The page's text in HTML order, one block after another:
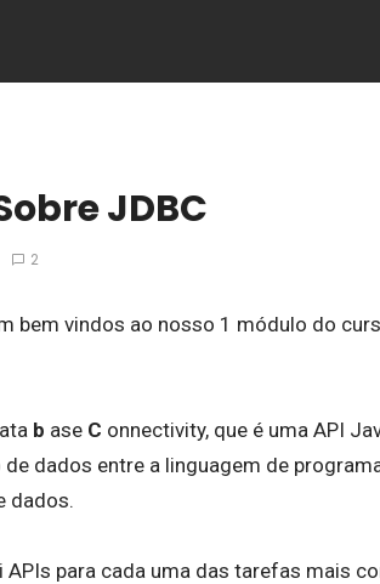
JDBC
2
bem vindos ao nosso 1 módulo do
ata b ase C onnectivity, que é uma API
dados entre a linguagem de
dados.
APIs para cada uma das tarefas mais